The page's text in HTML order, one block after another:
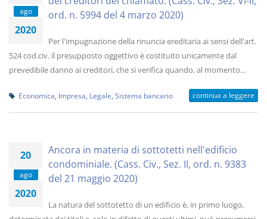
ago
2020
ord. n. 5994 del 4 marzo 2020)
Per l'impugnazione della rinuncia ereditaria ai sensi dell'art.
524 cod.civ. il presupposto oggettivo è costituito unicamente dal
prevedibile danno ai creditori, che si verifica quando, al momento...
Economica Impresa Legale Sistema bancario continua a leggere
20
ago
2020
Ancora in materia di sottotetti nell'edificio
condominiale. (Cass. Civ., Sez. II, ord. n. 9383
del 21 maggio 2020)
La natura del sottotetto di un edificio è, in primo luogo,